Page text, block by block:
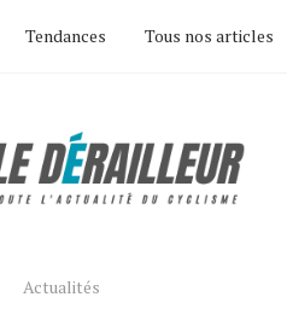
Tendances Tous nos articles
Actualités